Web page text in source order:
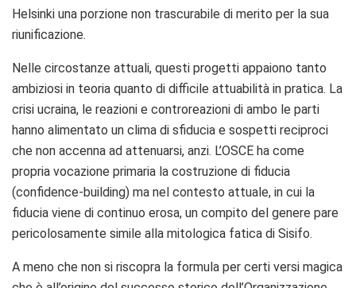
Helsinki una porzione non trascurabile di merito per la sua
riunificazione.
Nelle circostanze attuali, questi progetti appaiono tanto
ambiziosi in teoria quanto di difficile attuabilità in pratica. La
crisi ucraina, le reazioni e controreazioni di ambo le parti
hanno alimentato un clima di sfiducia e sospetti reciproci
che non accenna ad attenuarsi, anzi. L’OSCE ha come
propria vocazione primaria la costruzione di fiducia
(confidence-building) ma nel contesto attuale, in cui la
fiducia viene di continuo erosa, un compito del genere pare
pericolosamente simile alla mitologica fatica di Sisifo.
A meno che non si riscopra la formula per certi versi magica